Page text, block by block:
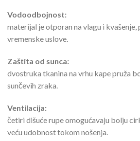
Vodoodbojnost:
materijal je otporan na vlagu i
vremenske uslove.
Zaštita od sunca:
dvostruka tkanina na vrhu kape pruža
sunčevih zraka.
Ventilacija:
četiri dišuće rupe omogućavaju bolju
veću udobnost tokom nošenja.